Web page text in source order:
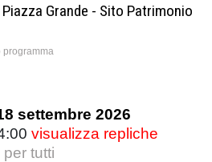
Piazza Grande - Sito Patrimonio
programma
settembre 2026
visualizza repliche
per tutti